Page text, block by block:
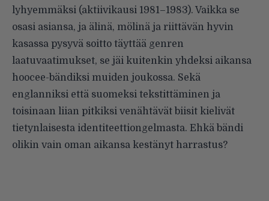
lyhyemmäksi (aktiivikausi 1981–1983). Vaikka se
osasi asiansa, ja älinä, mölinä ja riittävän hyvin
kasassa pysyvä soitto täyttää genren
laatuvaatimukset, se jäi kuitenkin yhdeksi aikansa
hoocee-bändiksi muiden joukossa. Sekä
englanniksi että suomeksi tekstittäminen ja
toisinaan liian pitkiksi venähtävät biisit kielivät
tietynlaisesta identiteettiongelmasta. Ehkä bändi
olikin vain oman aikansa kestänyt harrastus?